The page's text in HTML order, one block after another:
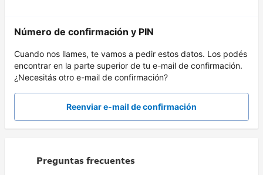
Número de confirmación y PIN
Cuando nos llames, te vamos a pedir estos datos. Los podés
encontrar en la parte superior de tu e-mail de confirmación.
¿Necesitás otro e-mail de confirmación?
Reenviar e-mail de confirmación
Preguntas frecuentes